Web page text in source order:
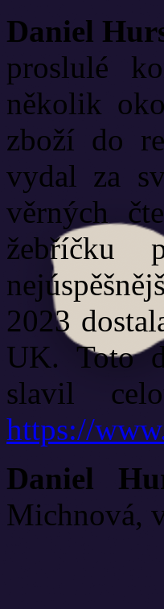
Daniel
proslulé
několik
zboží do
vydal za
věrných
žebříčku
2023
UK. Toto
slavil
https://
Daniel
Michnová,